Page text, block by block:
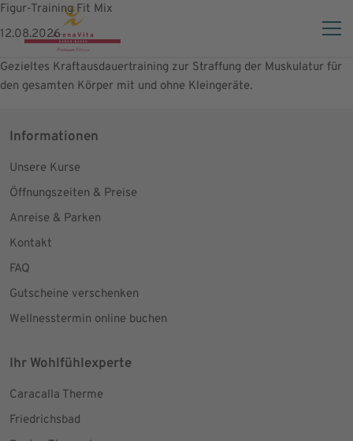
Figur-Training Fit Mix
12.08.2026
Gezieltes Kraftausdauertraining zur Straffung der Muskulatur für
den gesamten Körper mit und ohne Kleingeräte.
Informationen
Unsere Kurse
Öffnungszeiten & Preise
Anreise & Parken
Kontakt
FAQ
Gutscheine verschenken
Wellnesstermin online buchen
Ihr Wohlfühlexperte
Caracalla Therme
Friedrichsbad